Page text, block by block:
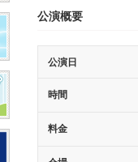
公演概要
公演日
時間
料金